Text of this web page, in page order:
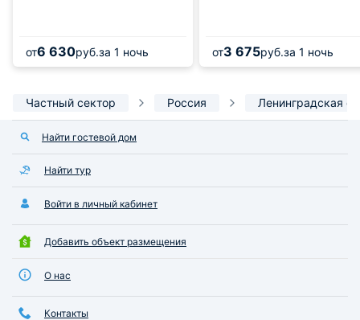
от6 630руб.за 1 ночь от3 675руб.за 1 ночь
Частный сектор Россия Ленинградская
Найти гостевой дом
Найти тур
Войти в личный кабинет
Добавить объект размещения
О нас
Контакты